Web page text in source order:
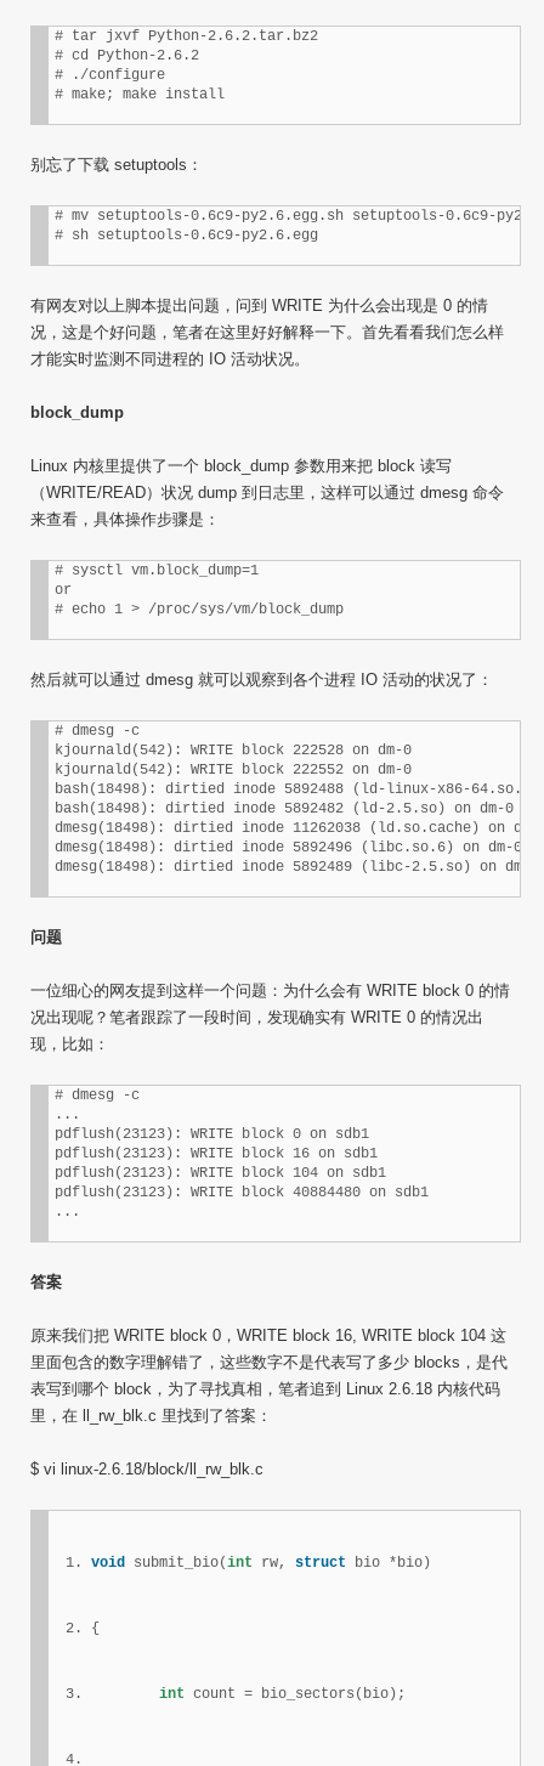
# tar jxvf Python-2.6.2.tar.bz2
# cd Python-2.6.2
# ./configure
# make; make install
别忘了下载 setuptools：
# mv setuptools-0.6c9-py2.6.egg.sh setuptools-0.6c9-
# sh setuptools-0.6c9-py2.6.egg
有网友对以上脚本提出问题，问到 WRITE 为什么会出现是 0 的情
况，这是个好问题，笔者在这里好好解释一下。首先看看我们怎么样
才能实时监测不同进程的 IO 活动状况。
block_dump
Linux 内核里提供了一个 block_dump 参数用来把 block 读写
（WRITE/READ）状况 dump 到日志里，这样可以通过 dmesg 命令
来查看，具体操作步骤是：
# sysctl vm.block_dump=1
or
# echo 1 > /proc/sys/vm/block_dump
然后就可以通过 dmesg 就可以观察到各个进程 IO 活动的状况了：
# dmesg -c
kjournald(542): WRITE block 222528 on dm-0
kjournald(542): WRITE block 222552 on dm-0
bash(18498): dirtied inode 5892488 (ld-linux-x86-64.so.2)
bash(18498): dirtied inode 5892482 (ld-2.5.so) on dm-0
dmesg(18498): dirtied inode 11262038 (ld.so.cache) on dm-
dmesg(18498): dirtied inode 5892496 (libc.so.6) on dm-0
dmesg(18498): dirtied inode 5892489 (libc-2.5.so) on dm-0
问题
一位细心的网友提到这样一个问题：为什么会有 WRITE block 0 的情
况出现呢？笔者跟踪了一段时间，发现确实有 WRITE 0 的情况出
现，比如：
# dmesg -c
...
pdflush(23123): WRITE block 0 on sdb1
pdflush(23123): WRITE block 16 on sdb1
pdflush(23123): WRITE block 104 on sdb1
pdflush(23123): WRITE block 40884480 on sdb1
...
答案
原来我们把 WRITE block 0，WRITE block 16, WRITE block 104 这
里面包含的数字理解错了，这些数字不是代表写了多少 blocks，是代
表写到哪个 block，为了寻找真相，笔者追到 Linux 2.6.18 内核代码
里，在 ll_rw_blk.c 里找到了答案：
$ vi linux-2.6.18/block/ll_rw_blk.c
void submit_bio(int rw, struct bio *bio)
{
int count = bio_sectors(bio);